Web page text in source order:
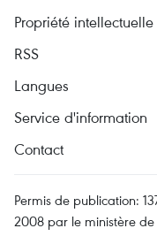
Propriété intellectuelle
RSS
Langues
Service d'information
Contact
Permis de publication:
2008 par le ministère